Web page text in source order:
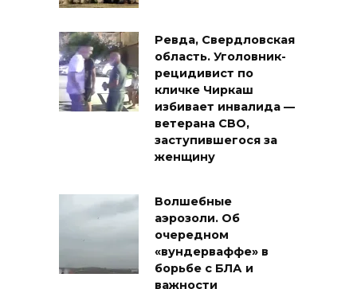
Ревда, Свердловская
область. Уголовник-
рецидивист по
кличке Чиркаш
избивает инвалида —
ветерана СВО,
заступившегося за
женщину
Волшебные
аэрозоли. Об
очередном
«вундерваффе» в
борьбе с БЛА и
важности